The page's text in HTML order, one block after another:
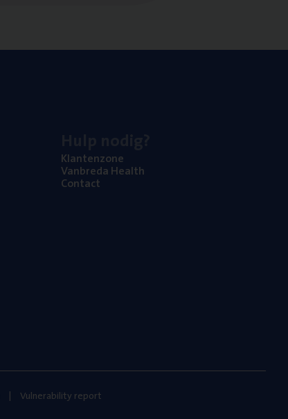
Klan­ten­zo­ne
Van­b­re­da Health
Con­tact
Vulnerability report